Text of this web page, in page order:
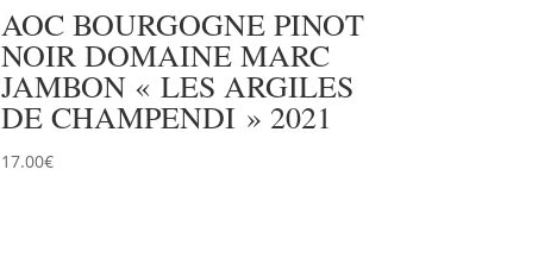
AOC BOURGOGNE PINOT
NOIR DOMAINE MARC
JAMBON « LES ARGILES
DE CHAMPENDI » 2021
17.00€